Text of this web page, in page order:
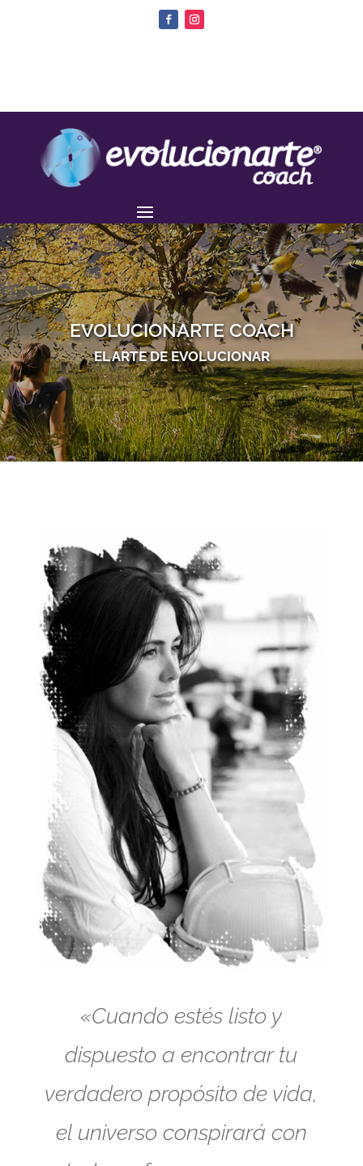
EVOLUCIONARTE COACH
EL ARTE DE EVOLUCIONAR
«Cuando estés listo y
dispuesto a encontrar tu
verdadero propósito de vida,
el universo conspirará con